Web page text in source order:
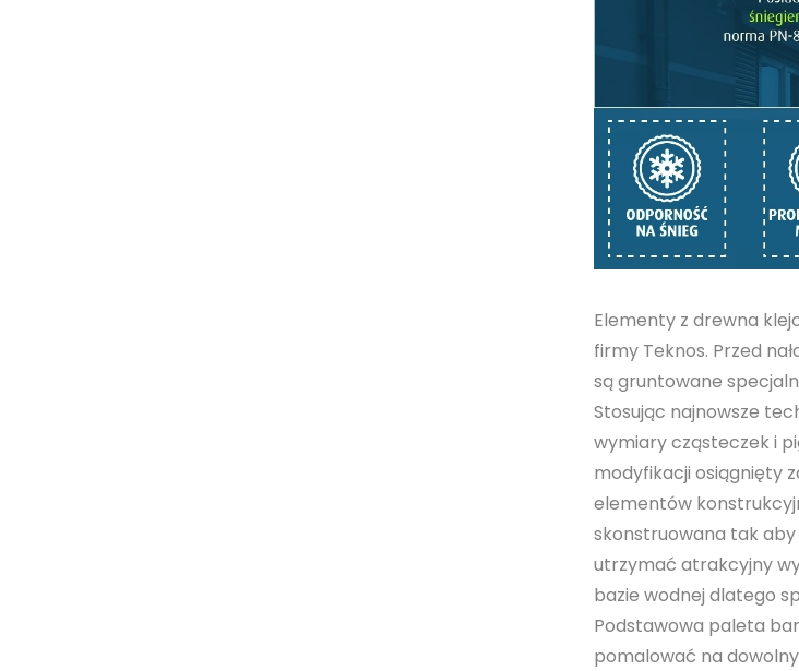
Elementy z drewna
firmy Teknos. Przed
są gruntowane
Stosując najnowsze
wymiary cząsteczek i
modyfikacji osiągnięty
elementów
skonstruowana tak aby
utrzymać atrakcyjny
bazie wodnej dlatego
Podstawowa paleta
pomalować na